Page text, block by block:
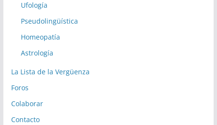
Ufología
Pseudolingüística
Homeopatía
Astrología
La Lista de la Vergüenza
Foros
Colaborar
Contacto